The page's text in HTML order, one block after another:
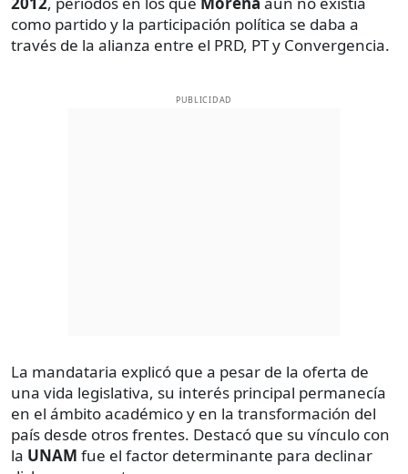
como partido y la participación política se daba a
través de la alianza entre el PRD, PT y Convergencia.
PUBLICIDAD
La mandataria explicó que a pesar de la oferta de
una vida legislativa, su interés principal permanecía
en el ámbito académico y en la transformación del
país desde otros frentes. Destacó que su vínculo con
la UNAM fue el factor determinante para declinar